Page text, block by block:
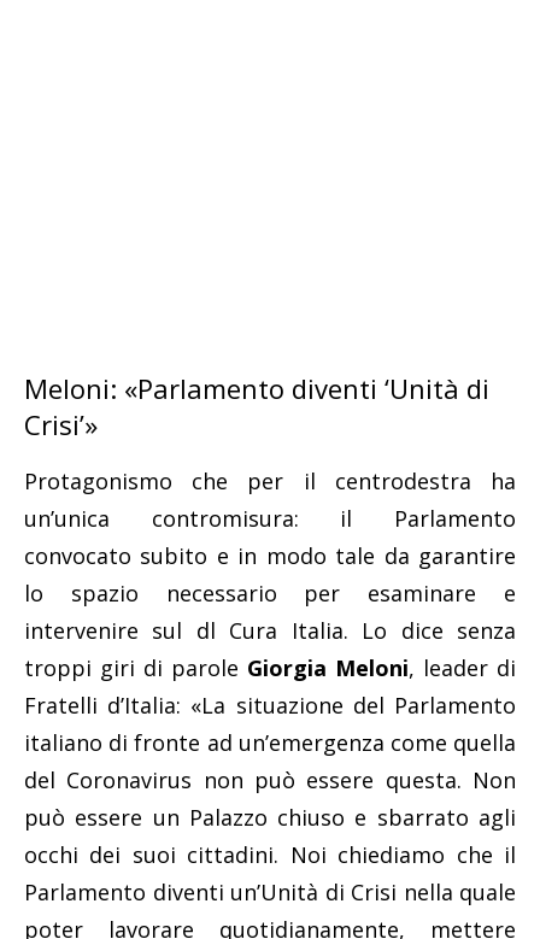
Meloni: «Parlamento diventi ‘Unità di
Crisi’»
Protagonismo che per il centrodestra ha
un’unica contromisura: il Parlamento
convocato subito e in modo tale da garantire
lo spazio necessario per esaminare e
intervenire sul dl Cura Italia. Lo dice senza
troppi giri di parole Giorgia Meloni, leader di
Fratelli d’Italia: «La situazione del Parlamento
italiano di fronte ad un’emergenza come quella
del Coronavirus non può essere questa. Non
può essere un Palazzo chiuso e sbarrato agli
occhi dei suoi cittadini. Noi chiediamo che il
Parlamento diventi un’Unità di Crisi nella quale
poter lavorare quotidianamente, mettere